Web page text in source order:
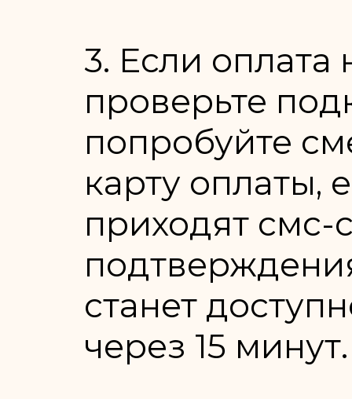
3. Если
проверьте
попробуйте
карту оплаты,
приходят
станет
через 15 минут.